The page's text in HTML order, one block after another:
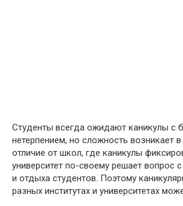
Студенты всегда ожидают каникулы с
нетерпением, но сложность возникает в
отличие от школ, где каникулы
университет по-своему решает вопрос
и отдыха студентов. Поэтому
разных институтах и университетах